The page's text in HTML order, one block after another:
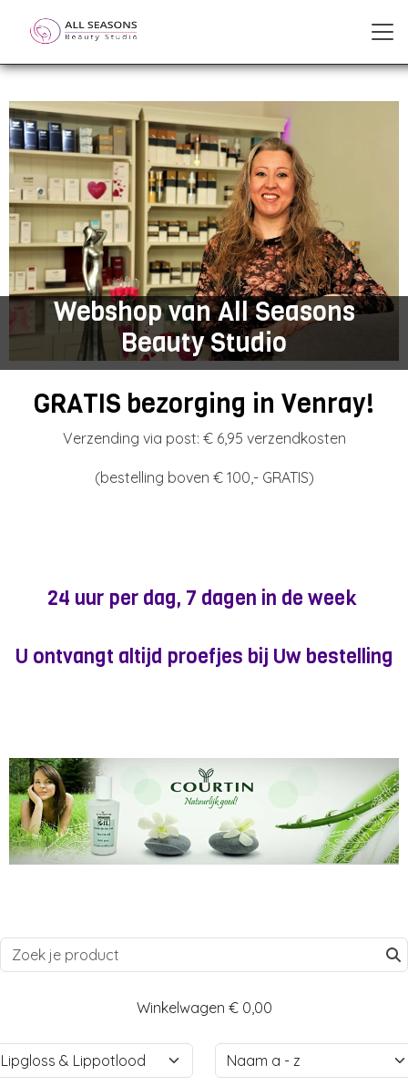
Webshop van All Seasons
Beauty Studio
GRATIS bezorging in Venray!
Verzending via post: € 6,95 verzendkosten
(bestelling boven € 100,- GRATIS)
24 uur per dag, 7 dagen in de week
U ontvangt altijd proefjes bij Uw bestelling
Winkelwagen € 0,00